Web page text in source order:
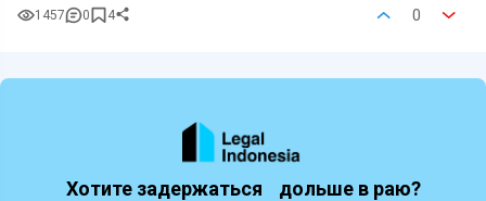
1457 0 4 0
Хотите задержаться дольше в раю?